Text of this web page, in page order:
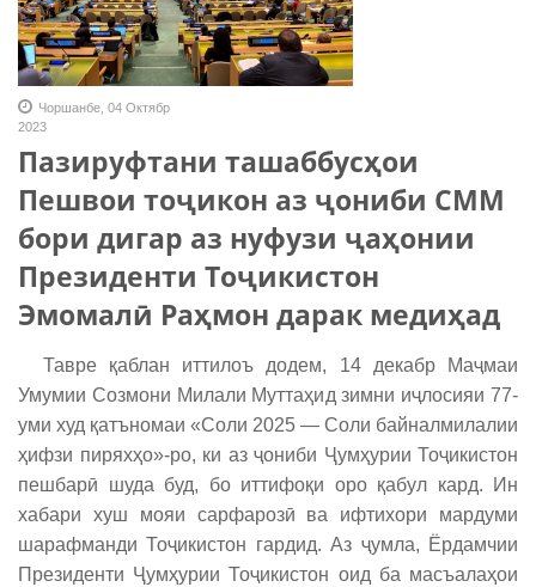
Чоршанбе, 04 Октябр
2023
Пазируфтани ташаббусҳои
Пешвои тоҷикон аз ҷониби СММ
бори дигар аз нуфузи ҷаҳонии
Президенти Тоҷикистон
Эмомалӣ Раҳмон дарак медиҳад
Тавре қаблан иттилоъ додем, 14 декабр Маҷмаи
Умумии Созмони Милали Муттаҳид зимни иҷлосияи 77-
уми худ қатъномаи «Соли 2025 — Соли байналмилалии
ҳифзи пиряхҳо»-ро, ки аз ҷониби Ҷумҳурии Тоҷикистон
пешбарӣ шуда буд, бо иттифоқи оро қабул кард. Ин
хабари хуш мояи сарфарозӣ ва ифтихори мардуми
шарафманди Тоҷикистон гардид. Аз ҷумла, Ёрдамчии
Президенти Ҷумҳурии Тоҷикистон оид ба масъалаҳои